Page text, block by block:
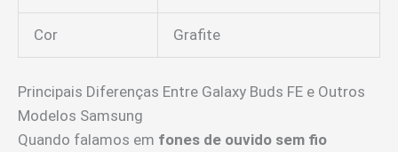
Cor Grafite
Principais Diferenças Entre Galaxy Buds FE e Outros
Modelos Samsung
Quando falamos em fones de ouvido sem fio